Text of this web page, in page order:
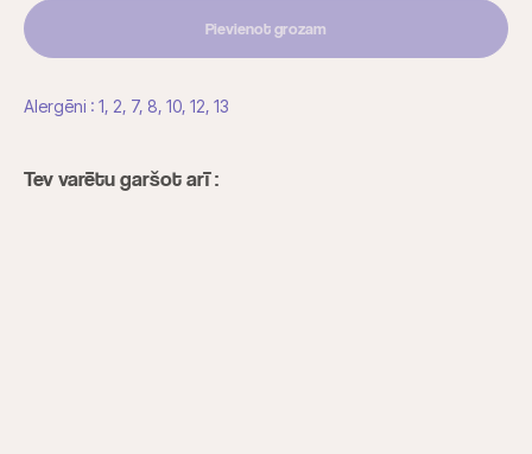
Pievienot grozam
Alergēni : 1, 2, 7, 8, 10, 12, 13
Tev varētu garšot arī :